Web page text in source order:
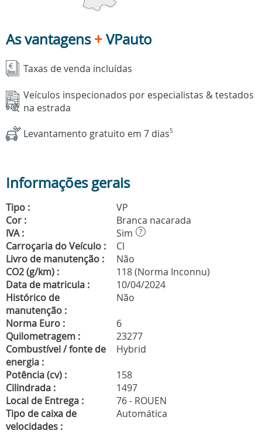
As vantagens+VPauto
Taxas de venda incluídas
Veículos inspecionados por especialistas & testados
na estrada
Levantamento gratuito em 7 dias5
Informações gerais
Tipo :
VP
Cor :
Branca nacarada
IVA :
Sim ?
Carroçaria do Veículo :
CI
Livro de manutenção :
Não
CO2 (g/km) :
118 (Norma Inconnu)
Data de matricula :
10/04/2024
Histórico de
manutenção :
Não
Norma Euro :
6
Quilometragem :
23277
Combustível / fonte de
energia :
Hybrid
Potência (cv) :
158
Cilindrada :
1497
Local de Entrega :
76 - ROUEN
Tipo de caixa de
velocidades :
Automática